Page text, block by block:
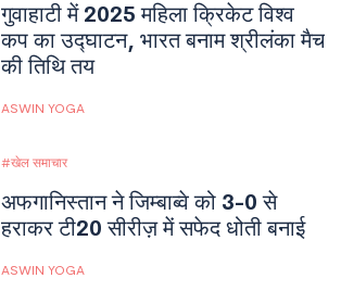
गुवाहाटी में 2025 महिला क्रिकेट विश्व
कप का उद्घाटन, भारत बनाम श्रीलंका मैच
की तिथि तय
ASWIN YOGA
खेल समाचार
अफगानिस्तान ने जिम्बाब्वे को 3-0 से
हराकर टी20 सीरीज़ में सफेद धोती बनाई
ASWIN YOGA